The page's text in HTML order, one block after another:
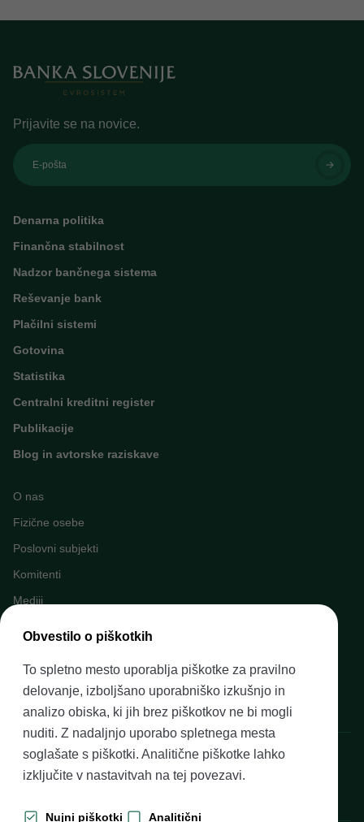
Prijavite se na novice.
E-pošta
Denarna politika
Finančna stabilnost
Nadzor bančnega sistema
Reševanje bank
Plačilni sistemi
Gotovina
Statistika
Centralni kreditni register
Publikacije
Blog in avtorske raziskave
O nas
Fizične osebe
Poslovni subjekti
Komitenti
Mediji
Finančno opismenjevanje
Pravni okvir
Banka Slovenije, Slovenska cesta 35, 1505 Ljubljana
Obvestilo o piškotkih
To spletno mesto uporablja piškotke za pravilno
delovanje, izboljšano uporabniško izkušnjo in
analizo obiska, ki jih brez piškotkov ne bi mogli
nuditi. Z nadaljnjo uporabo spletnega mesta
soglašate s piškotki. Analitične piškotke lahko
izključite v nastavitvah na tej povezavi.
Nujni piškotki Analitični